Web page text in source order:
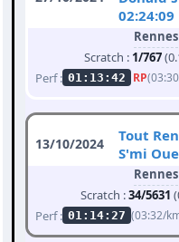
02:24:09
Rennes
Scratch : 1/767
Perf : 01:13:42 RP
13/10/2024
Tout
S'mi
Rennes
Scratch :34/5631
Perf : 01:14:27 (03:32/